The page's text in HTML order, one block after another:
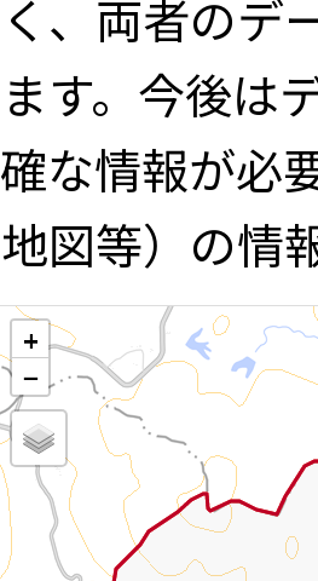
、両者のデ
す。今後は
な情報が必
図等）の情
+
−